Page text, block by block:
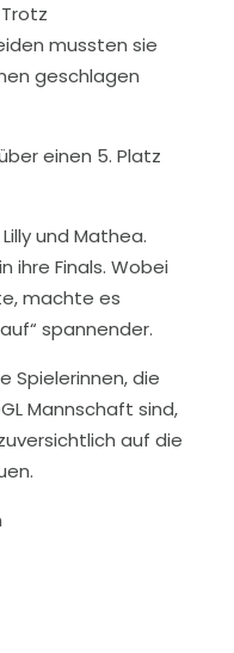
mussten sie
geschlagen
einen 5. Platz
und Mathea.
ihre Finals. Wobei
machte es
spannender.
Spielerinnen, die
Mannschaft sind,
auf die